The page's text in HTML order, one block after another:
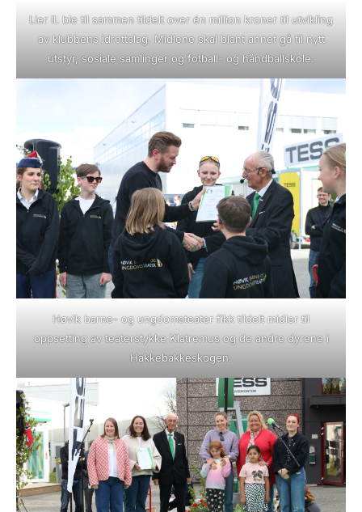
Lier IL ble til sammen tildelt over én million kroner til utvikling
av klubbens idrettslag. Midlene skal blant annet gå til nytt
utstyr, sosiale samlinger og fotball- og håndballskole.
Høvik barne- og ungdomsteater fikk tildelt midler til
oppsetting av teaterstykke Klatremus og de andre dyrene i
Hakkebakkeskogen.